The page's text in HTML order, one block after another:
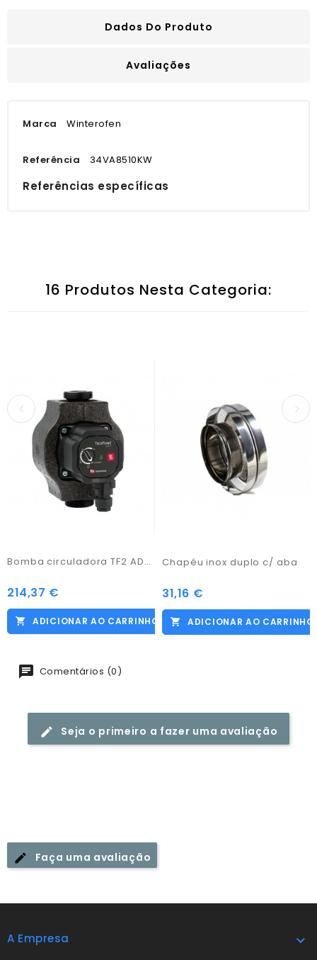
Dados Do Produto
Avaliações
Marca Winterofen
Referência 34VA8510KW
Referências específicas
16 Produtos Nesta Categoria:
Bomba circuladora TF2 ADAPT 25-70/180
Preço
214,37 €
ADICIONAR AO CARRINHO
Chapéu inox duplo c/ aba
Preço
31,16 €
ADICIONAR AO CARRINHO
Comentários (0)
Seja o primeiro a fazer uma avaliação
Faça uma avaliação
A Empresa 